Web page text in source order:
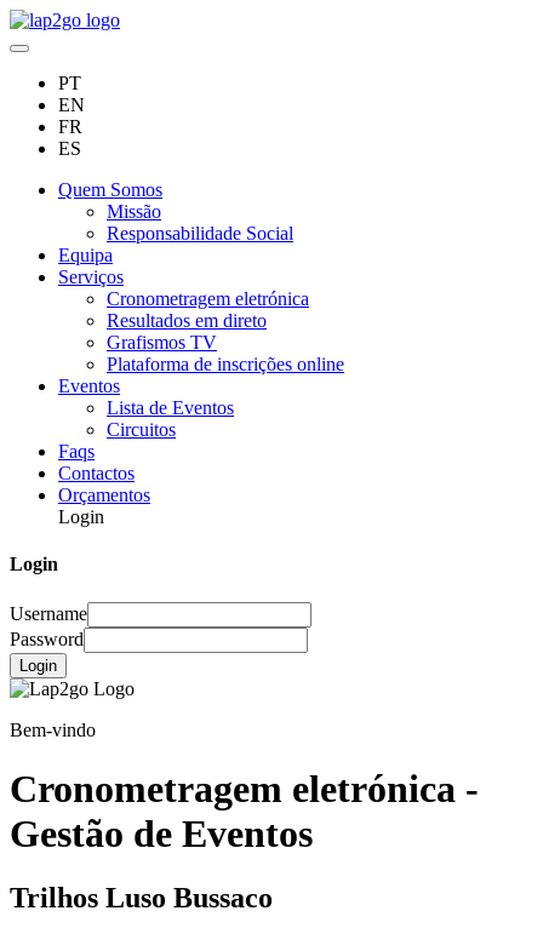
PT
EN
FR
ES
Quem Somos
Missão
Responsabilidade Social
Equipa
Serviços
Cronometragem eletrónica
Resultados em direto
Grafismos TV
Plataforma de inscrições online
Eventos
Lista de Eventos
Circuitos
Faqs
Contactos
Orçamentos
Login
Login
Username
Password
Login
Bem-vindo
Cronometragem eletrónica -
Gestão de Eventos
Trilhos Luso Bussaco